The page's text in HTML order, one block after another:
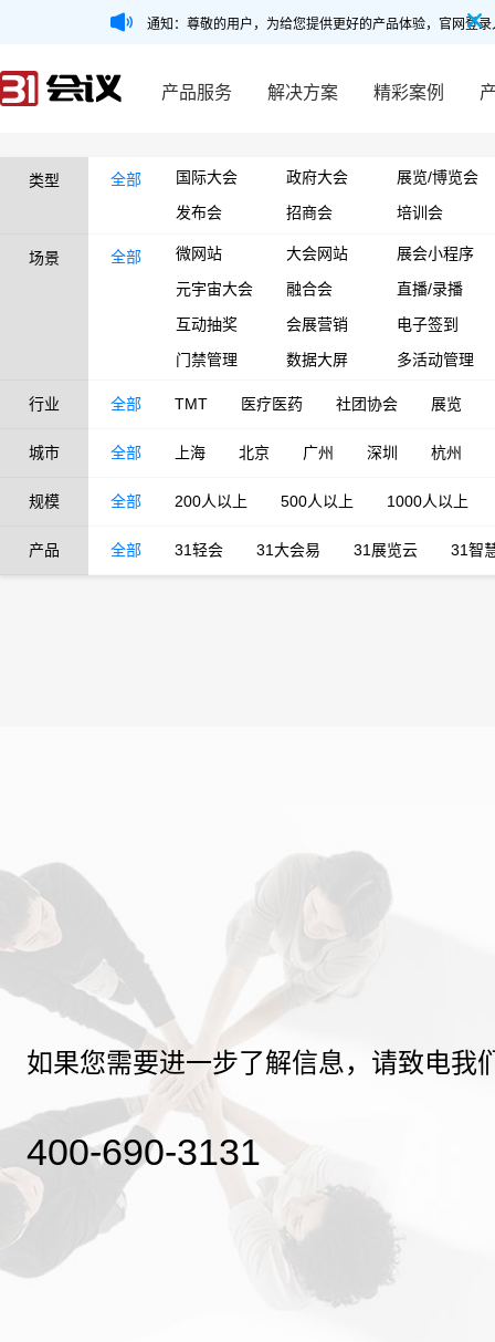
通知：尊敬的用户，为给您提供更好的产品体验，官网登
产品服务 解决方案 精彩案例
类型 全部 国际大会 政府大会
展览/博览会
发布会
招商会 培训会
场景 全部 微网站 大会网站
展会小程序
元宇宙大会
融合会
直播/录播
互动抽奖
会展营销
电子签到
门禁管理
数据大屏 多活动管理
行业 全部 TMT 医疗医药 社团协会 展览
城市 全部 上海 北京 广州 深圳 杭州
规模 全部 200人以上 500人以上 1000人以上
产品 全部 31轻会 31大会易 31展览云 31智
如果您需要进一步了解信息，请致电我
400-690-3131